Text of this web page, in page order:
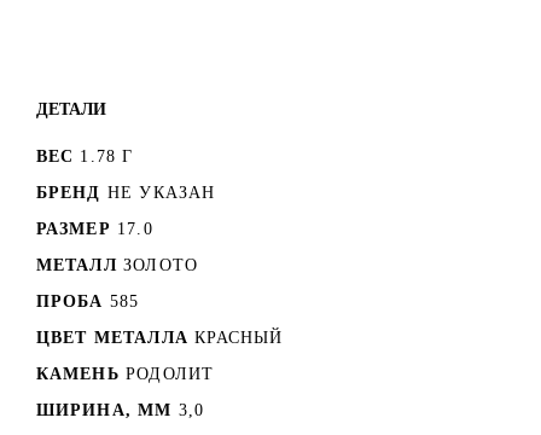
ДЕТАЛИ
ВЕС 1.78 Г
БРЕНД НЕ УКАЗАН
РАЗМЕР 17.0
МЕТАЛЛ ЗОЛОТО
ПРОБА 585
ЦВЕТ МЕТАЛЛА КРАСНЫЙ
КАМЕНЬ РОДОЛИТ
ШИРИНА, ММ 3,0